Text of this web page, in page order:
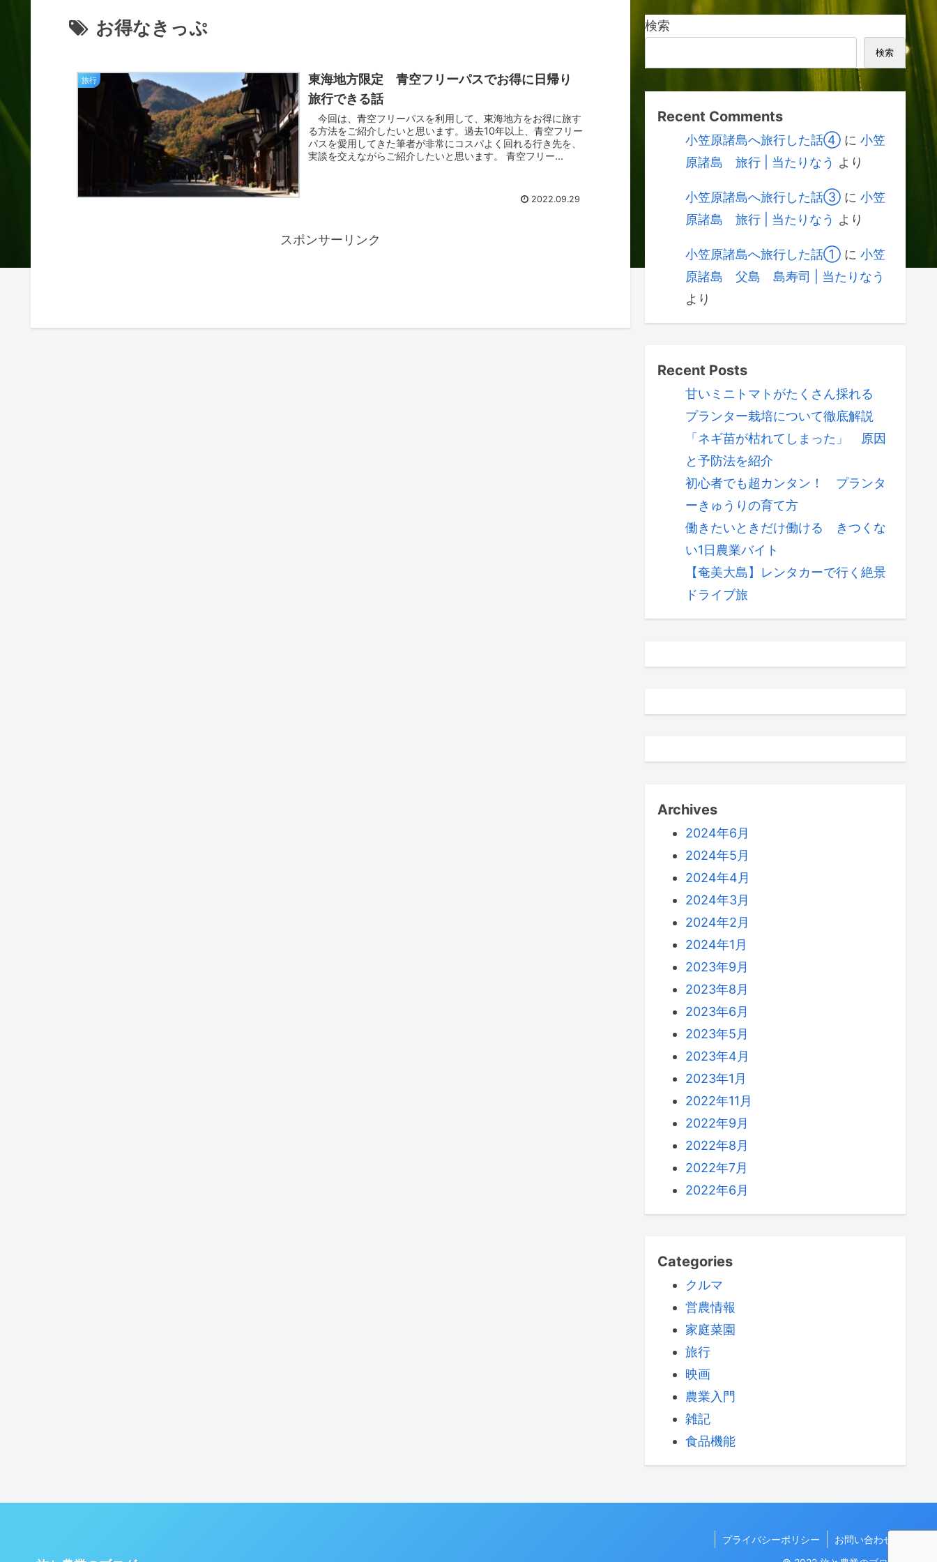
お得なきっぷ
旅行
東海地方限定 青空フリーパスでお得に日帰り
旅行できる話
今回は、青空フリーパスを利用して、東海地方をお得に旅す
る方法をご紹介したいと思います。過去10年以上、青空フリー
パスを愛用してきた筆者が非常にコスパよく回れる行き先を、
実談を交えながらご紹介したいと思います。 青空フリー...
2022.09.29
スポンサーリンク
検索
検索
Recent Comments
小笠原諸島へ旅行した話④ に 小笠
原諸島 旅行 | 当たりなう より
小笠原諸島へ旅行した話③ に 小笠
原諸島 旅行 | 当たりなう より
小笠原諸島へ旅行した話① に 小笠
原諸島 父島 島寿司 | 当たりなう
より
Recent Posts
甘いミニトマトがたくさん採れる
プランター栽培について徹底解説
「ネギ苗が枯れてしまった」 原因
と予防法を紹介
初心者でも超カンタン！ プランタ
ーきゅうりの育て方
働きたいときだけ働ける きつくな
い1日農業バイト
【奄美大島】レンタカーで行く絶景
ドライブ旅
Archives
2024年6月
2024年5月
2024年4月
2024年3月
2024年2月
2024年1月
2023年9月
2023年8月
2023年6月
2023年5月
2023年4月
2023年1月
2022年11月
2022年9月
2022年8月
2022年7月
2022年6月
Categories
クルマ
営農情報
家庭菜園
旅行
映画
農業入門
雑記
食品機能
プライバシーポリシー
お問い合わせ